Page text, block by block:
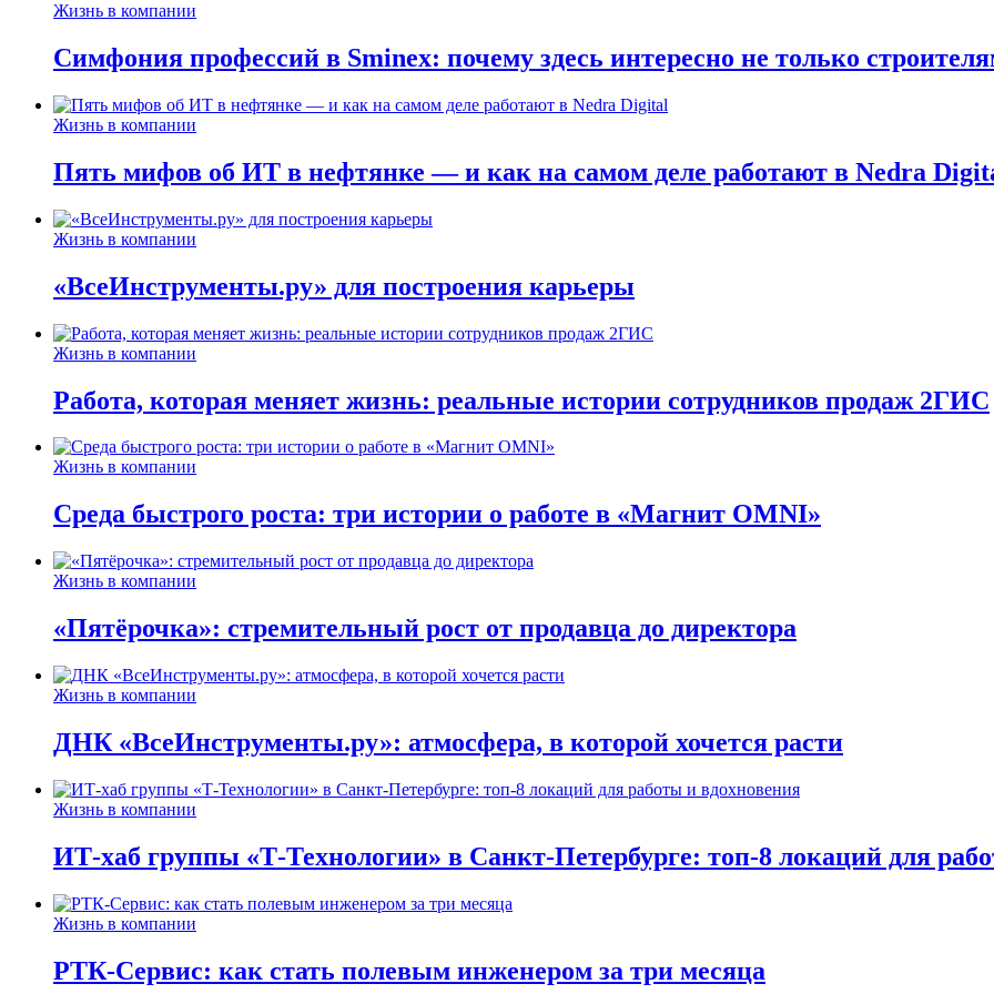
Жизнь в компании
Симфония профессий в Sminex: почему здесь интересно не только
Жизнь в компании
Пять мифов об ИТ в нефтянке — и как на самом деле работают в Nedra
Жизнь в компании
«ВсеИнструменты.ру» для построения карьеры
Жизнь в компании
Работа, которая меняет жизнь: реальные истории сотрудников продаж 2ГИС
Жизнь в компании
Среда быстрого роста: три истории о работе в «Магнит OMNI»
Жизнь в компании
«Пятёрочка»: стремительный рост от продавца до директора
Жизнь в компании
ДНК «ВсеИнструменты.ру»: атмосфера, в которой хочется расти
Жизнь в компании
ИТ-хаб группы «Т-Технологии» в Санкт-Петербурге: топ-8 локаций для
Жизнь в компании
РТК-Сервис: как стать полевым инженером за три месяца